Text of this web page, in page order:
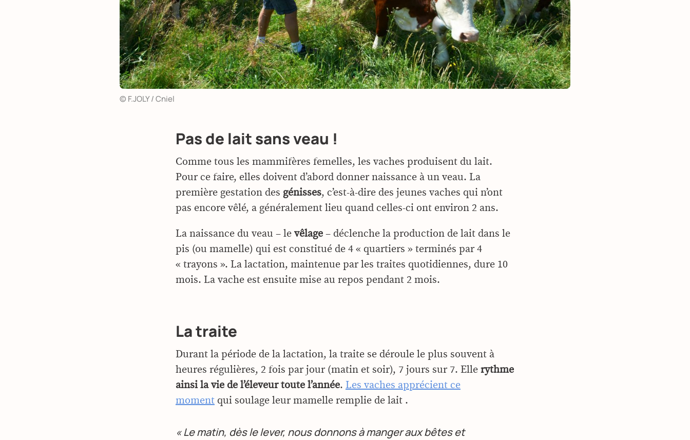
© F.JOLY / Cniel
Pas de lait sans veau !
Comme tous les mammifères femelles, les vaches produisent du lait.
Pour ce faire, elles doivent d’abord donner naissance à un veau. La
première gestation des génisses, c’est-à-dire des jeunes vaches qui n’ont
pas encore vêlé, a généralement lieu quand celles-ci ont environ 2 ans.
La naissance du veau – le vêlage – déclenche la production de lait dans le
pis (ou mamelle) qui est constitué de 4 « quartiers » terminés par 4
« trayons ». La lactation, maintenue par les traites quotidiennes, dure 10
mois. La vache est ensuite mise au repos pendant 2 mois.
La traite
Durant la période de la lactation, la traite se déroule le plus souvent à
heures régulières, 2 fois par jour (matin et soir), 7 jours sur 7. Elle rythme
ainsi la vie de l’éleveur toute l’année. Les vaches apprécient ce
moment qui soulage leur mamelle remplie de lait .
« Le matin, dès le lever, nous donnons à manger aux bêtes et